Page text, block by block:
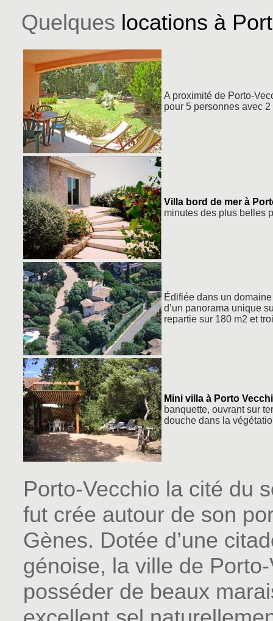
Quelques locations à
A proximité de Porto-
pour 5 personnes avec
Villa bord de mer à
minutes des plus belles
Édifiée dans un
d’un panorama unique
repartie sur 180 m2 et
Mini villa à Porto
banquette, ouvrant sur
douche dans la
Porto-Vecchio la cité du
fut crée autour de son
Gènes. Dotée d’une
génoise, la ville de
posséder de beaux